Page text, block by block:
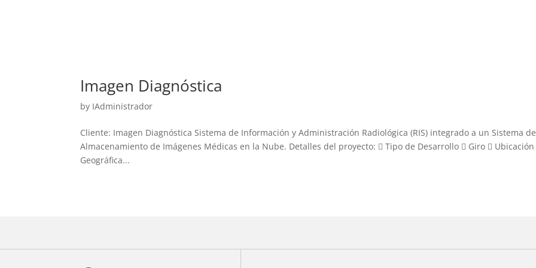
Imagen Diagnóstica
by IAdministrador
Cliente: Imagen Diagnóstica Sistema de Información y Administración Radiológica (RIS) integrado a un Sistema de
Almacenamiento de Imágenes Médicas en la Nube. Detalles del proyecto:  Tipo de Desarrollo  Giro  Ubicación
Geográfica...